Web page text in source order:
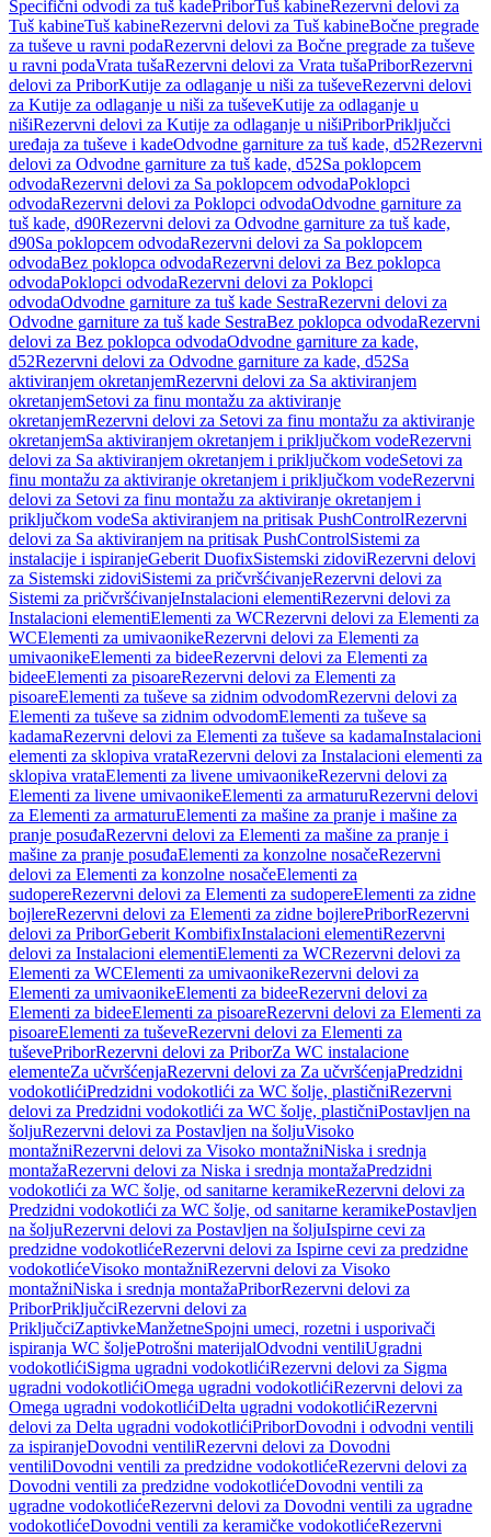
Specifični odvodi za tuš kadePriborTuš kabineRezervni delovi za
Tuš kabineTuš kabineRezervni delovi za Tuš kabineBočne pregrade
za tuševe u ravni podaRezervni delovi za Bočne pregrade za tuševe
u ravni podaVrata tušaRezervni delovi za Vrata tušaPriborRezervni
delovi za PriborKutije za odlaganje u niši za tuševeRezervni delovi
za Kutije za odlaganje u niši za tuševeKutije za odlaganje u
nišiRezervni delovi za Kutije za odlaganje u nišiPriborPriključci
uređaja za tuševe i kadeOdvodne garniture za tuš kade, d52Rezervni
delovi za Odvodne garniture za tuš kade, d52Sa poklopcem
odvodaRezervni delovi za Sa poklopcem odvodaPoklopci
odvodaRezervni delovi za Poklopci odvodaOdvodne garniture za
tuš kade, d90Rezervni delovi za Odvodne garniture za tuš kade,
d90Sa poklopcem odvodaRezervni delovi za Sa poklopcem
odvodaBez poklopca odvodaRezervni delovi za Bez poklopca
odvodaPoklopci odvodaRezervni delovi za Poklopci
odvodaOdvodne garniture za tuš kade SestraRezervni delovi za
Odvodne garniture za tuš kade SestraBez poklopca odvodaRezervni
delovi za Bez poklopca odvodaOdvodne garniture za kade,
d52Rezervni delovi za Odvodne garniture za kade, d52Sa
aktiviranjem okretanjemRezervni delovi za Sa aktiviranjem
okretanjemSetovi za finu montažu za aktiviranje
okretanjemRezervni delovi za Setovi za finu montažu za aktiviranje
okretanjemSa aktiviranjem okretanjem i priključkom vodeRezervni
delovi za Sa aktiviranjem okretanjem i priključkom vodeSetovi za
finu montažu za aktiviranje okretanjem i priključkom vodeRezervni
delovi za Setovi za finu montažu za aktiviranje okretanjem i
priključkom vodeSa aktiviranjem na pritisak PushControlRezervni
delovi za Sa aktiviranjem na pritisak PushControlSistemi za
instalacije i ispiranjeGeberit DuofixSistemski zidoviRezervni delovi
za Sistemski zidoviSistemi za pričvršćivanjeRezervni delovi za
Sistemi za pričvršćivanjeInstalacioni elementiRezervni delovi za
Instalacioni elementiElementi za WCRezervni delovi za Elementi za
WCElementi za umivaonikeRezervni delovi za Elementi za
umivaonikeElementi za bideeRezervni delovi za Elementi za
bideeElementi za pisoareRezervni delovi za Elementi za
pisoareElementi za tuševe sa zidnim odvodomRezervni delovi za
Elementi za tuševe sa zidnim odvodomElementi za tuševe sa
kadamaRezervni delovi za Elementi za tuševe sa kadamaInstalacioni
elementi za sklopiva vrataRezervni delovi za Instalacioni elementi za
sklopiva vrataElementi za livene umivaonikeRezervni delovi za
Elementi za livene umivaonikeElementi za armaturuRezervni delovi
za Elementi za armaturuElementi za mašine za pranje i mašine za
pranje posuđaRezervni delovi za Elementi za mašine za pranje i
mašine za pranje posuđaElementi za konzolne nosačeRezervni
delovi za Elementi za konzolne nosačeElementi za
sudopereRezervni delovi za Elementi za sudopereElementi za zidne
bojlereRezervni delovi za Elementi za zidne bojlerePriborRezervni
delovi za PriborGeberit KombifixInstalacioni elementiRezervni
delovi za Instalacioni elementiElementi za WCRezervni delovi za
Elementi za WCElementi za umivaonikeRezervni delovi za
Elementi za umivaonikeElementi za bideeRezervni delovi za
Elementi za bideeElementi za pisoareRezervni delovi za Elementi za
pisoareElementi za tuševeRezervni delovi za Elementi za
tuševePriborRezervni delovi za PriborZa WC instalacione
elementeZa učvršćenjaRezervni delovi za Za učvršćenjaPredzidni
vodokotlićiPredzidni vodokotlići za WC šolje, plastičniRezervni
delovi za Predzidni vodokotlići za WC šolje, plastičniPostavljen na
šoljuRezervni delovi za Postavljen na šoljuVisoko
montažniRezervni delovi za Visoko montažniNiska i srednja
montažaRezervni delovi za Niska i srednja montažaPredzidni
vodokotlići za WC šolje, od sanitarne keramikeRezervni delovi za
Predzidni vodokotlići za WC šolje, od sanitarne keramikePostavljen
na šoljuRezervni delovi za Postavljen na šoljuIspirne cevi za
predzidne vodokotlićeRezervni delovi za Ispirne cevi za predzidne
vodokotlićeVisoko montažniRezervni delovi za Visoko
montažniNiska i srednja montažaPriborRezervni delovi za
PriborPriključciRezervni delovi za
PriključciZaptivkeManžetneSpojni umeci, rozetni i usporivači
ispiranja WC šoljePotrošni materijalOdvodni ventiliUgradni
vodokotlićiSigma ugradni vodokotlićiRezervni delovi za Sigma
ugradni vodokotlićiOmega ugradni vodokotlićiRezervni delovi za
Omega ugradni vodokotlićiDelta ugradni vodokotlićiRezervni
delovi za Delta ugradni vodokotlićiPriborDovodni i odvodni ventili
za ispiranjeDovodni ventiliRezervni delovi za Dovodni
ventiliDovodni ventili za predzidne vodokotlićeRezervni delovi za
Dovodni ventili za predzidne vodokotlićeDovodni ventili za
ugradne vodokotlićeRezervni delovi za Dovodni ventili za ugradne
vodokotlićeDovodni ventili za keramičke vodokotlićeRezervni